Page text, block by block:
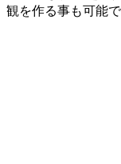
観を作る事も可能で